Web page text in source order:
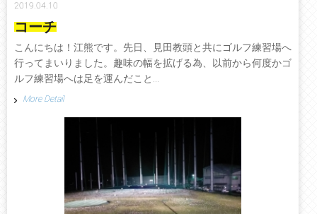
2019.04.10
コーチ
こんにちは！江熊です。先日、見田教頭と共にゴルフ練習場へ
行ってまいりました。趣味の幅を拡げる為、以前から何度かゴ
ルフ練習場へは足を運んだこと...
More Detail